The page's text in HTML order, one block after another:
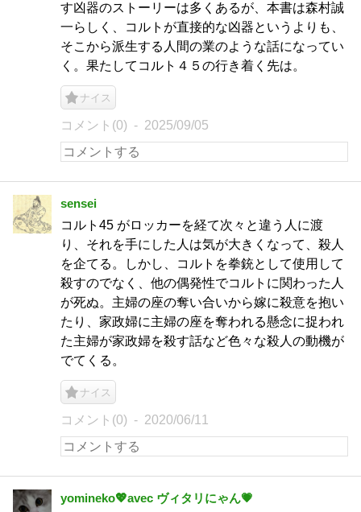
す凶器のストーリーは多くあるが、本書は森村誠
一らしく、コルトが直接的な凶器というよりも、
そこから派生する人間の業のような話になってい
く。果たしてコルト４５の行き着く先は。
ナイス
コメント(0) 2025/09/05
sensei
コルト45 がロッカーを経て次々と違う人に渡
り、それを手にした人は気が大きくなって、殺人
を企てる。しかし、コルトを拳銃として使用して
殺すのでなく、他の偶発性でコルトに関わった人
が死ぬ。主婦の座の奪い合いから嫁に殺意を抱い
たり、家政婦に主婦の座を奪われる懸念に捉われ
た主婦が家政婦を殺す話など色々な殺人の動機が
でてくる。
ナイス
コメント(0) 2020/06/11
yomineko💖avec ヴィタリにゃん💗